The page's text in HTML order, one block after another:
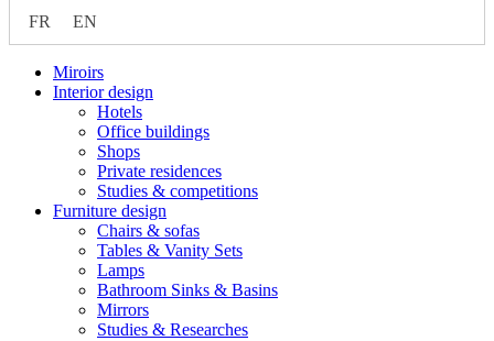
FR EN
Miroirs
Interior design
Hotels
Office buildings
Shops
Private residences
Studies & competitions
Furniture design
Chairs & sofas
Tables & Vanity Sets
Lamps
Bathroom Sinks & Basins
Mirrors
Studies & Researches